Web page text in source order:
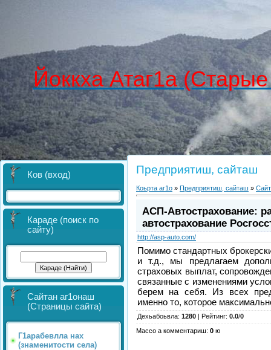
Йоккха Атаг1а
Ков (вход)
Караде (поиск по
сайту)
Сайтан аг1онаш
(Страницы сайта)
Г1арабевлла нах
(знаменитости села)
Предприятиш, сайташ
Коьрта аг1о » Предприятиш, сайташ »
АСП-Автострахование:
автострахование
http://asp-auto.com/
Помимо стандартных
и т.д., мы предлагаем
страховых выплат,
связанные с изменениями
берем на себя. Из всех
именно то, которое
Дехьабоьвла: 1280 | Рейтинг: 0.0/0
Массо а комментариш: 0 ю